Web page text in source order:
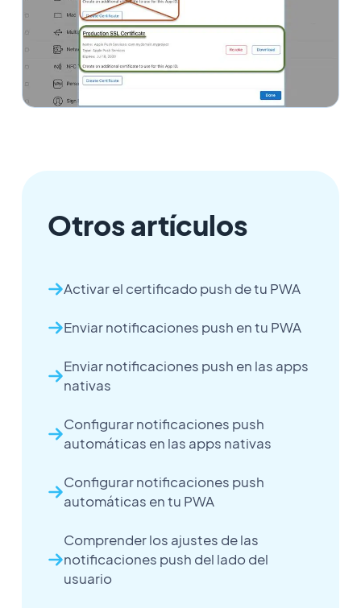
Otros artículos
Activar el certificado push de tu PWA
Enviar notificaciones push en tu PWA
Enviar notificaciones push en las apps
nativas
Configurar notificaciones push
automáticas en las apps nativas
Configurar notificaciones push
automáticas en tu PWA
Comprender los ajustes de las
notificaciones push del lado del
usuario